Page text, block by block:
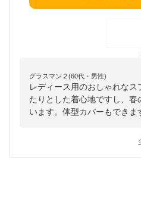
グラスマン２(60代・男性)
レディース用のおしゃれな
たりとした着心地ですし、
います。体型カバーもできま